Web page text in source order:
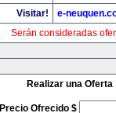
Visitar!
e-
Serán consideradas
Realizar una Oferta
Precio Ofrecido $